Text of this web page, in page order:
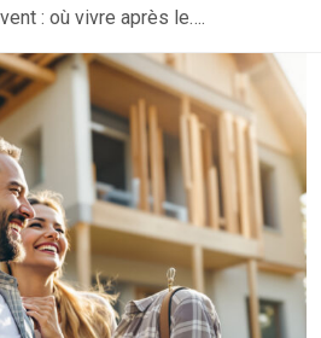
: où vivre après le….